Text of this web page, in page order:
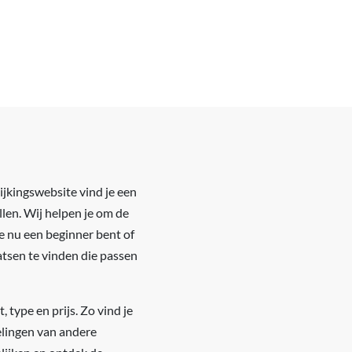
vind je een
Wij helpen je om de
nu een beginner bent of
te vinden die passen
type en prijs. Zo vind je
van andere